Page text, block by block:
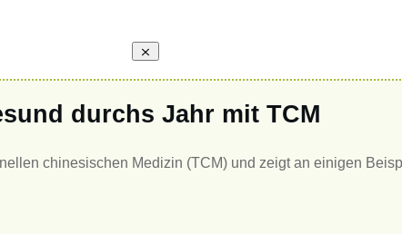
durchs Jahr mit TCM
chinesischen Medizin (TCM) und zeigt an einigen